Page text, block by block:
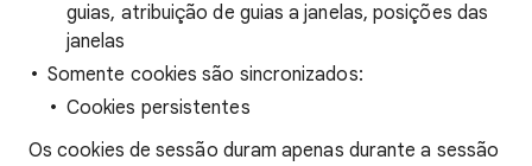
guias, atribuição de guias a janelas, posições das
janelas
Somente cookies são sincronizados:
Cookies persistentes
Os cookies de sessão duram apenas durante a sessão